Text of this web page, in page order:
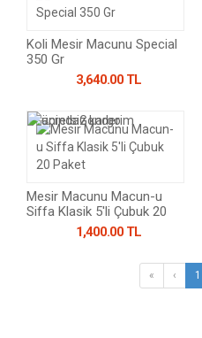
Koli Mesir Macunu Special
350 Gr
3,640.00 TL
Mesir Macunu Macun-u
Siffa Klasik 5'li Çubuk 20
1,400.00 TL
« ‹ 1